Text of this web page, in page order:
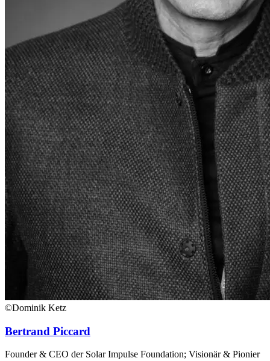
©Dominik Ketz
Bertrand Piccard
Founder & CEO der Solar Impulse Foundation; Visionär & Pionier